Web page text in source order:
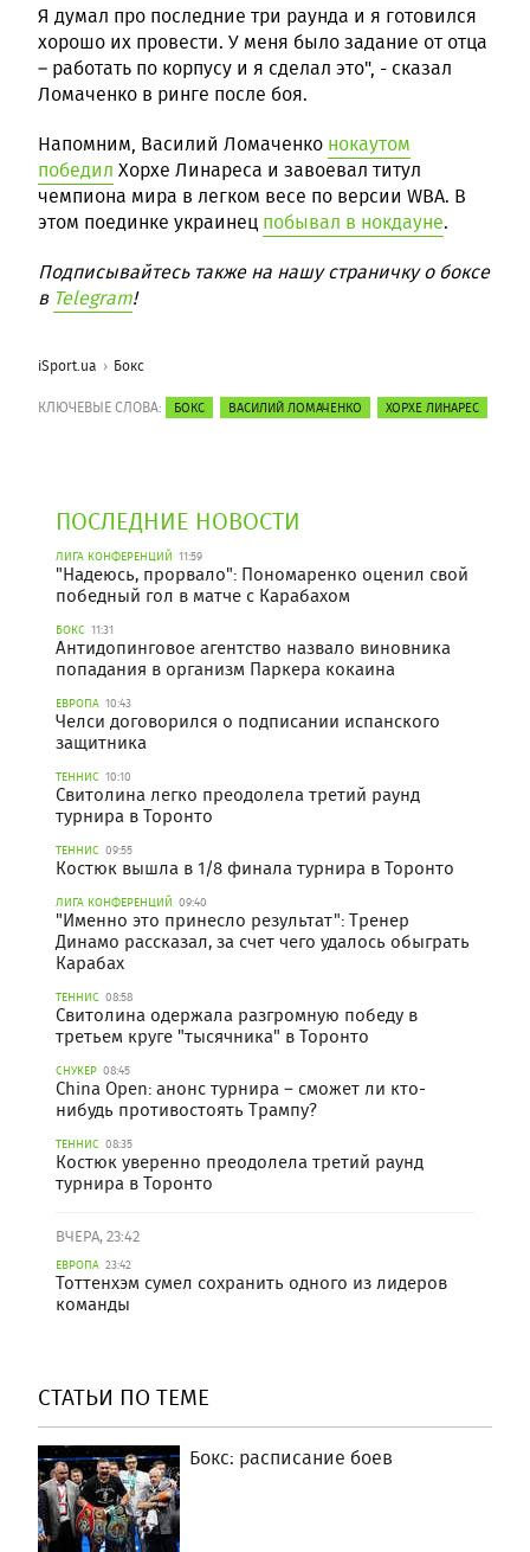
Я думал про последние три раунда и я готовился
хорошо их провести. У меня было задание от отца
– работать по корпусу и я сделал это", - сказал
Ломаченко в ринге после боя.
Напомним, Василий Ломаченко нокаутом
победил Хорхе Линареса и завоевал титул
чемпиона мира в легком весе по версии WBA. В
этом поединке украинец побывал в нокдауне.
Подписывайтесь также на нашу страничку о боксе
в Telegram!
iSport.ua Бокс
КЛЮЧЕВЫЕ СЛОВА: БОКС ВАСИЛИЙ ЛОМАЧЕНКО ХОРХЕ ЛИНАРЕС
ПОСЛЕДНИЕ НОВОСТИ
ЛИГА КОНФЕРЕНЦИЙ 11:59
"Надеюсь, прорвало": Пономаренко оценил свой
победный гол в матче с Карабахом
БОКС 11:31
Антидопинговое агентство назвало виновника
попадания в организм Паркера кокаина
ЕВРОПА 10:43
Челси договорился о подписании испанского
защитника
ТЕННИС 10:10
Свитолина легко преодолела третий раунд
турнира в Торонто
ТЕННИС 09:55
Костюк вышла в 1/8 финала турнира в Торонто
ЛИГА КОНФЕРЕНЦИЙ 09:40
"Именно это принесло результат": Тренер
Динамо рассказал, за счет чего удалось обыграть
Карабах
ТЕННИС 08:58
Свитолина одержала разгромную победу в
третьем круге "тысячника" в Торонто
СНУКЕР 08:45
China Open: анонс турнира – сможет ли кто-
нибудь противостоять Трампу?
ТЕННИС 08:35
Костюк уверенно преодолела третий раунд
турнира в Торонто
ВЧЕРА, 23:42
ЕВРОПА 23:42
Тоттенхэм сумел сохранить одного из лидеров
команды
СТАТЬИ ПО ТЕМЕ
Бокс: расписание боев